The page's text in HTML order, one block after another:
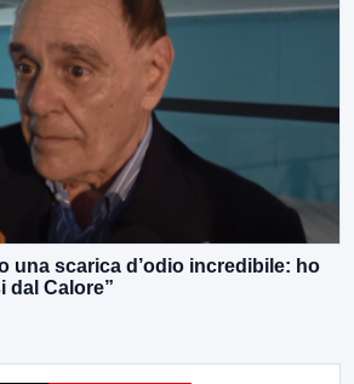
una scarica d’odio incredibile: ho
dal Calore”